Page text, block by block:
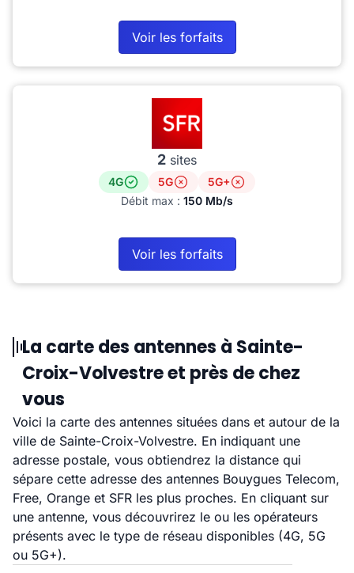
Voir les forfaits
2 sites
4G 5G
5G+
Débit max : 150 Mb/s
Voir les forfaits
La carte des antennes à Sainte-
Croix-Volvestre et près de chez
vous
Voici la carte des antennes situées dans et autour de la
ville de Sainte-Croix-Volvestre. En indiquant une
adresse postale, vous obtiendrez la distance qui
sépare cette adresse des antennes Bouygues Telecom,
Free, Orange et SFR les plus proches. En cliquant sur
une antenne, vous découvrirez le ou les opérateurs
présents avec le type de réseau disponibles (4G, 5G
ou 5G+).